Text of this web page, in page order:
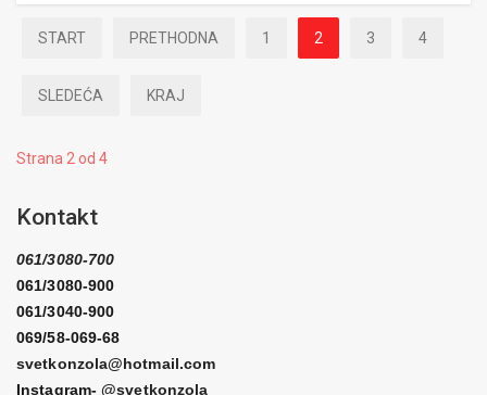
START PRETHODNA 1 2 3 4
SLEDEĆA KRAJ
Strana 2 od 4
Kontakt
061/3080-700
061/3080-900
061/3040-900
069/58-069-68
svetkonzola@hotmail.com
Instagram-@svetkonzola